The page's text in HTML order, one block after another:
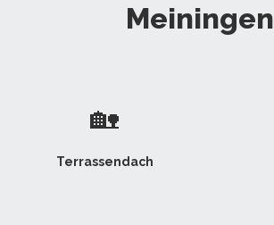
Meiningen
🏡
Terrassendach